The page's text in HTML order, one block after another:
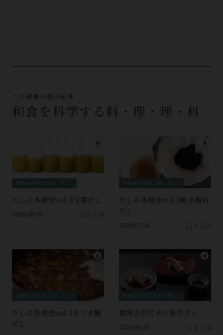
この連載の他の記事
和食を科学する料・理・理・科
だしの多様性vol.3玉露だし
2026.08.06 0 0
だしの多様性vol.2焼き海苔
だし
2026.07.24 2 0
だしの多様性vol.1カツオ鯖
だし
夏向きの穴子の新作ダレ
2026.06.19 5 0